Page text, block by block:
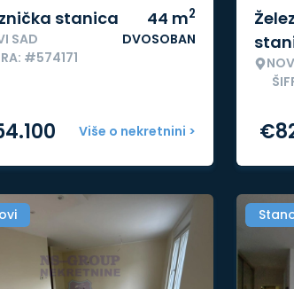
stanica
SAD
#574171
44 m2
DVOSOBAN
Više o nekretnini > €